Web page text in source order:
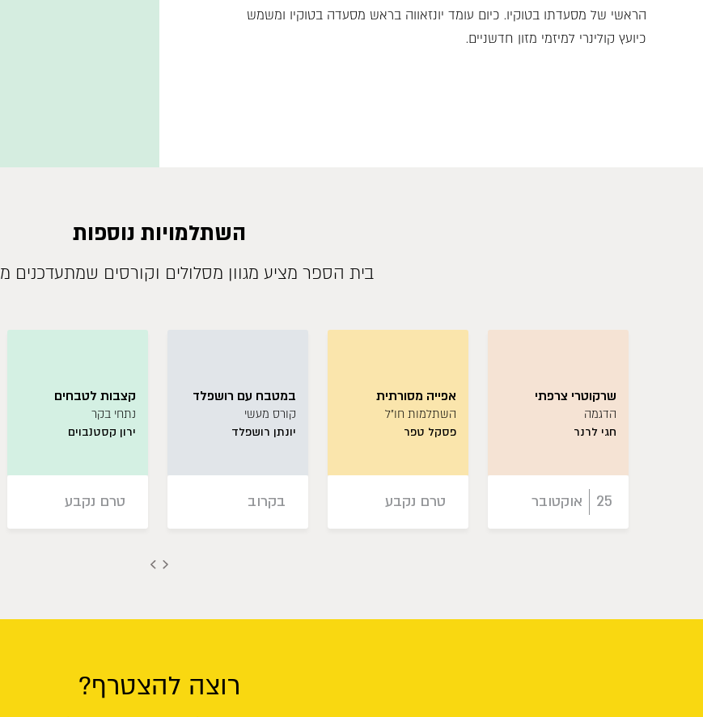
הראשי של מסעדתו בטוקיו. כיום עומד יונזאווה בראש מסעדה בטוקיו ומשמש
כיועץ קולינרי למיזמי מזון חדשניים.
השתלמויות נוספות
בית הספר מציע מגוון מסלולים וקורסים שמתעדכנים
שרקוטרי צרפתי
הדגמה
חגי לרנר
25 אוקטובר
אפייה מסורתית
השתלמות חו״ל
פסקל טפר
טרם נקבע
במטבח עם רושפלד
קורס מעשי
יונתן רושפלד
בקרוב
קצבות לטבחים
נתחי בקר
ירון קסטנבוים
טרם נקבע
רוצה להצטרף?